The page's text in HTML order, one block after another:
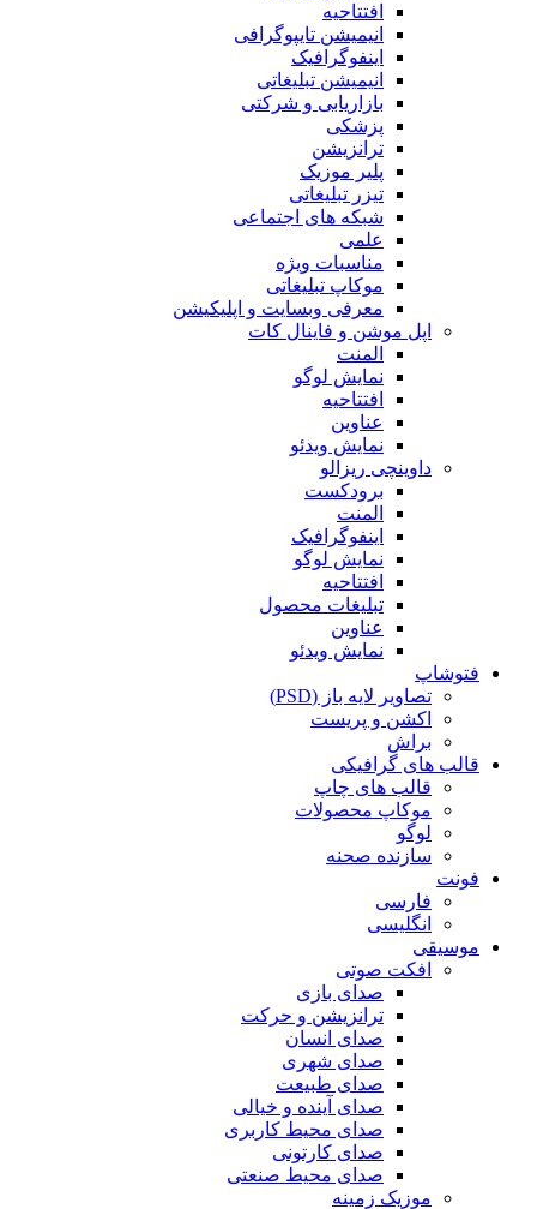
افتتاحیه
انیمیشن تایپوگرافی
اینفوگرافیک
انیمیشن تبلیغاتی
بازاریابی و شرکتی
پزشکی
ترانزیشن
پلیر موزیک
تیزر تبلیغاتی
شبکه های اجتماعی
علمی
مناسبات ویژه
موکاپ تبلیغاتی
معرفی وبسایت و اپلیکیشن
اپل موشن و فاینال کات
المنت
نمایش لوگو
افتتاحیه
عناوین
نمایش ویدئو
داوینچی ریزالو
برودکست
المنت
اینفوگرافیک
نمایش لوگو
افتتاحیه
تبلیغات محصول
عناوین
نمایش ویدئو
فتوشاپ
تصاویر لایه باز (PSD)
اکشن و پریست
براش
قالب های گرافیکی
قالب های چاپ
موکاپ محصولات
لوگو
سازنده صحنه
فونت
فارسی
انگلیسی
موسیقی
افکت صوتی
صدای بازی
ترانزیشن و حرکت
صدای انسان
صدای شهری
صدای طبیعت
صدای آینده و خیالی
صدای محیط کاربری
صدای کارتونی
صدای محیط صنعتی
موزیک زمینه